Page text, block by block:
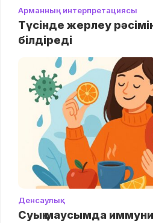
Арманның интерпретациясы
Түсінде жерлеу
білдіреді
Денсаулық
Суық маусымда